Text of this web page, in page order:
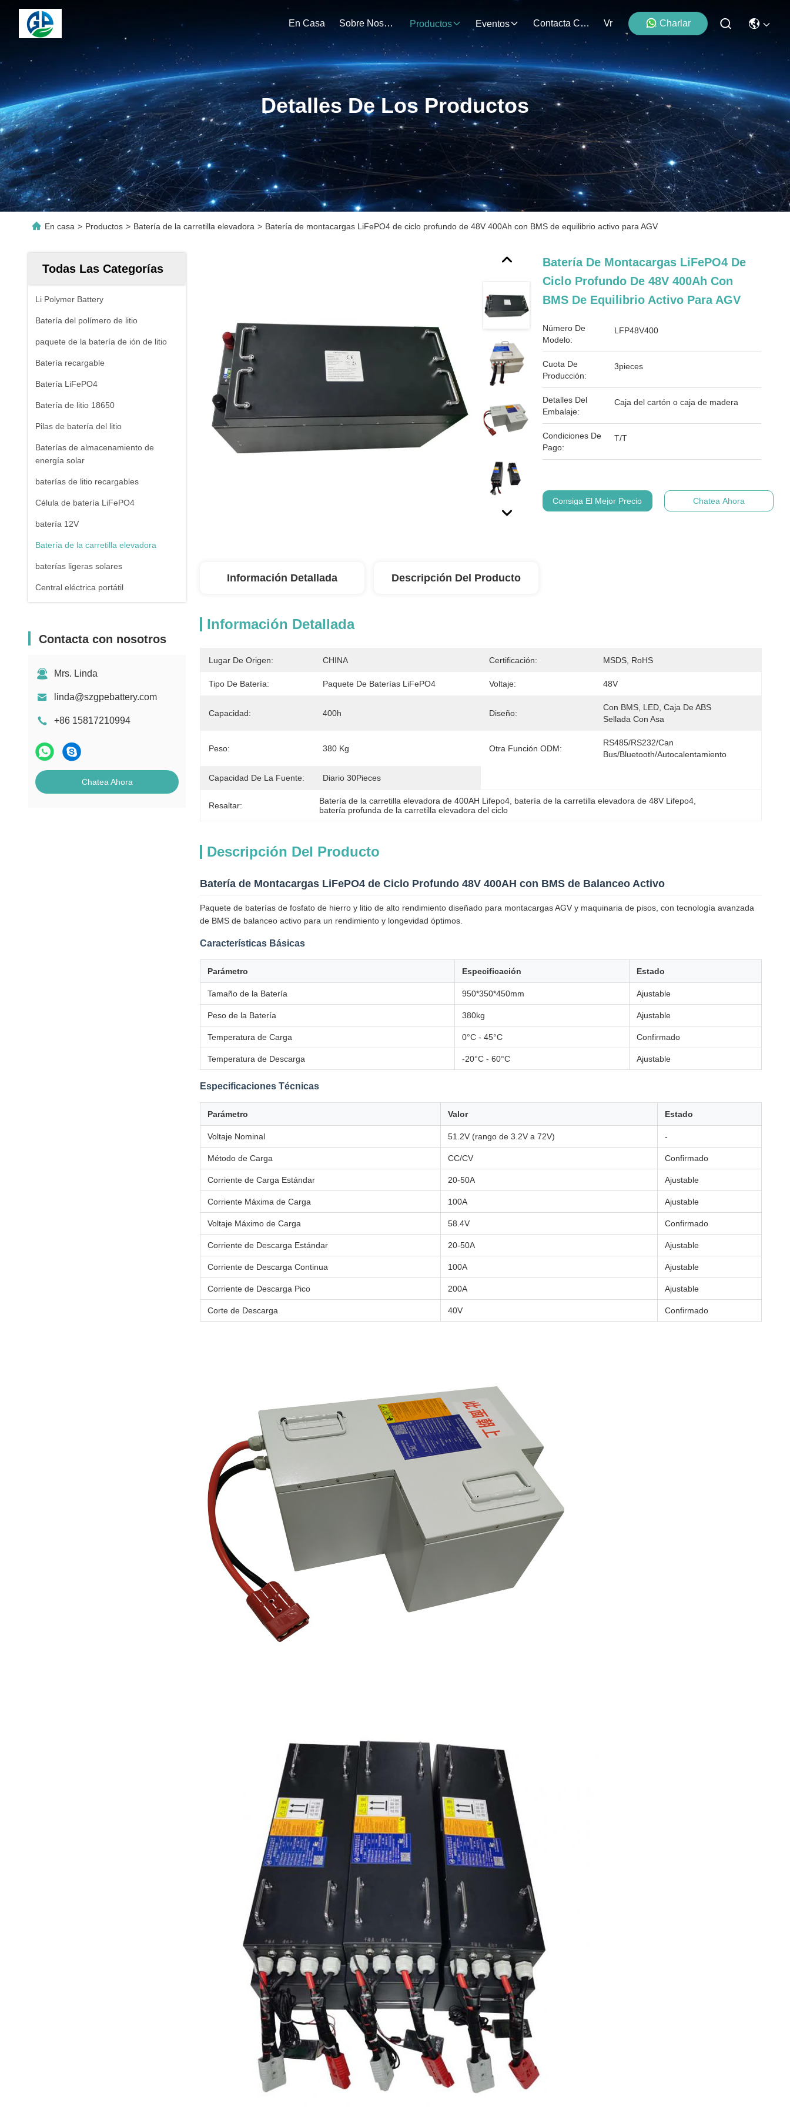
En Casa Sobre Nosotros Productos Eventos Contacta Con Nosotros Vr Charlar
Detalles De Los Productos
En casa > Productos > Batería de la carretilla elevadora > Batería de montacargas LiFePO4 de ciclo profundo de 48V 400Ah con BMS de equilibrio activo para AGV
Todas Las Categorías
Li Polymer Battery
Batería del polímero de litio
paquete de la batería de ión de litio
Batería recargable
Batería LiFePO4
Batería de litio 18650
Pilas de batería del litio
Baterías de almacenamiento de
energía solar
baterías de litio recargables
Célula de batería LiFePO4
batería 12V
Batería de la carretilla elevadora
baterías ligeras solares
Central eléctrica portátil
Contacta con nosotros
Mrs. Linda
linda@szgpebattery.com
+86 15817210994
Chatea Ahora
Batería De Montacargas LiFePO4 De
Ciclo Profundo De 48V 400Ah Con
BMS De Equilibrio Activo Para AGV
Número De
Modelo:
LFP48V400
Cuota De
Producción:
3pieces
Detalles Del
Embalaje:
Caja del cartón o caja de madera
Condiciones De
Pago:
T/T
Consiga El Mejor Precio Chatea Ahora
Información Detallada Descripción Del Producto
Información Detallada
Lugar De Origen: CHINA Certificación: MSDS, RoHS
Tipo De Batería: Paquete De Baterías LiFePO4 Voltaje: 48V
Capacidad: 400h Diseño:
Con BMS, LED, Caja De ABS
Sellada Con Asa
Peso: 380 Kg Otra Función ODM:
RS485/RS232/Can
Bus/Bluetooth/autocalentamiento
Capacidad De La Fuente: Diario 30Pieces
Resaltar: Batería de la carretilla elevadora de 400AH Lifepo4 batería de la carretilla elevadora de 48V Lifepo4
batería profunda de la carretilla elevadora del ciclo
Descripción Del Producto
Batería de Montacargas LiFePO4 de Ciclo Profundo 48V 400AH con BMS de Balanceo Activo
Paquete de baterías de fosfato de hierro y litio de alto rendimiento diseñado para montacargas AGV y maquinaria de pisos, con tecnología avanzada
de BMS de balanceo activo para un rendimiento y longevidad óptimos.
Características Básicas
Parámetro Especificación Estado
Tamaño de la Batería 950*350*450mm Ajustable
Peso de la Batería 380kg Ajustable
Temperatura de Carga 0°C - 45°C Confirmado
Temperatura de Descarga -20°C - 60°C Ajustable
Especificaciones Técnicas
Parámetro Valor Estado
Voltaje Nominal 51.2V (rango de 3.2V a 72V) -
Método de Carga CC/CV Confirmado
Corriente de Carga Estándar 20-50A Ajustable
Corriente Máxima de Carga 100A Ajustable
Voltaje Máximo de Carga 58.4V Confirmado
Corriente de Descarga Estándar 20-50A Ajustable
Corriente de Descarga Continua 100A Ajustable
Corriente de Descarga Pico 200A Ajustable
Corte de Descarga 40V Confirmado